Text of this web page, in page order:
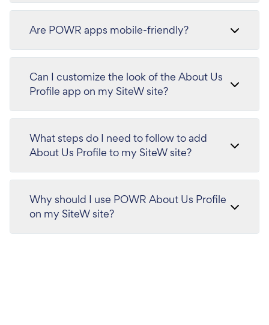
Are POWR apps mobile-friendly?
Can I customize the look of the About Us
Profile app on my SiteW site?
What steps do I need to follow to add
About Us Profile to my SiteW site?
Why should I use POWR About Us Profile
on my SiteW site?